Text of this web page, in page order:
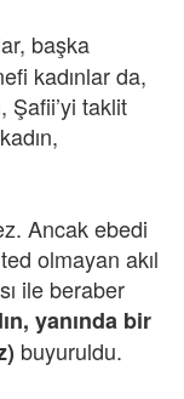
başka
kadınlar da,
Şafii’yi taklit
Ancak ebedi
olmayan akıl
ile beraber
yanında bir
buyuruldu.